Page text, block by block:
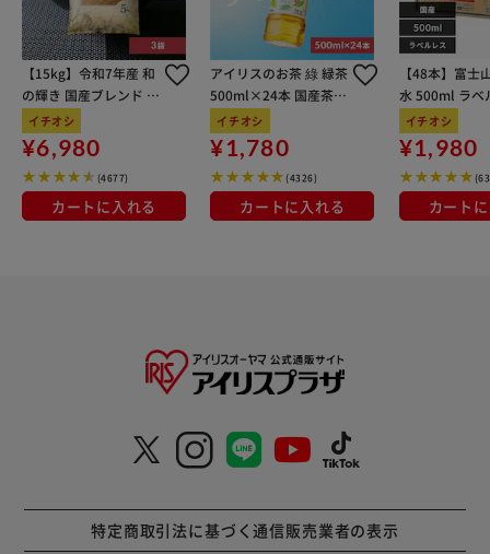
【15kg】令和7年産 和
の輝き 国産ブレンド 5
kg×3袋
イチオシ
¥6,980
(4677)
カートに入れる
アイリスのお茶 綠 緑茶
500ml×24本 国産茶葉
100％使用
イチオシ
¥1,780
(4326)
カートに入れる
【48本】富士
水 500ml ラベ
イチオシ
¥1,980
カート
特定商取引法に基づく通信販売業者の表示